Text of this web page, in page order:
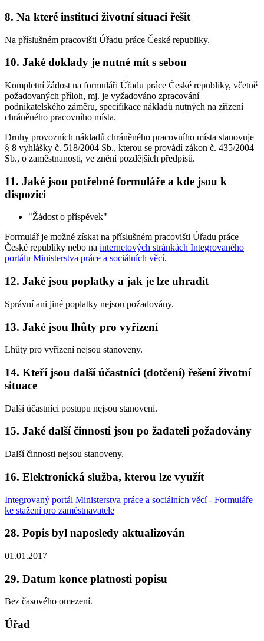
8. Na které instituci životní situaci řešit
Na příslušném pracovišti Úřadu práce České republiky.
10. Jaké doklady je nutné mít s sebou
Kompletní žádost na formuláři Úřadu práce České republiky, včetně
požadovaných příloh, mj. je vyžadováno zpracování
podnikatelského záměru, specifikace nákladů nutných na zřízení
chráněného pracovního místa.
Druhy provozních nákladů chráněného pracovního místa stanovuje
§ 8 vyhlášky č. 518/2004 Sb., kterou se provádí zákon č. 435/2004
Sb., o zaměstnanosti, ve znění pozdějších předpisů.
11. Jaké jsou potřebné formuláře a kde jsou k
dispozici
"Žádost o příspěvek"
Formulář je možné získat na příslušném pracovišti Úřadu práce
České republiky nebo na internetových stránkách Integrovaného
portálu Ministerstva práce a sociálních věcí.
12. Jaké jsou poplatky a jak je lze uhradit
Správní ani jiné poplatky nejsou požadovány.
13. Jaké jsou lhůty pro vyřízení
Lhůty pro vyřízení nejsou stanoveny.
14. Kteří jsou další účastníci (dotčení) řešení životní
situace
Další účastníci postupu nejsou stanoveni.
15. Jaké další činnosti jsou po žadateli požadovány
Další činnosti nejsou stanoveny.
16. Elektronická služba, kterou lze využít
Integrovaný portál Ministerstva práce a sociálních věcí - Formuláře
ke stažení pro zaměstnavatele
28. Popis byl naposledy aktualizován
01.01.2017
29. Datum konce platnosti popisu
Bez časového omezení.
Úřad